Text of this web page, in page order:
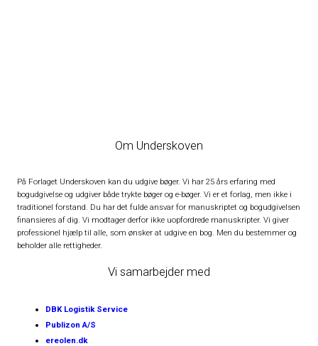
Om Underskoven
På Forlaget Underskoven kan du udgive bøger. Vi har 25 års erfaring med
bogudgivelse og udgiver både trykte bøger og e-bøger. Vi er et forlag, men ikke i
traditionel forstand. Du har det fulde ansvar for manuskriptet og bogudgivelsen
finansieres af dig. Vi modtager derfor ikke uopfordrede manuskripter. Vi giver
professionel hjælp til alle, som ønsker at udgive en bog. Men du bestemmer og
beholder alle rettigheder.
Vi samarbejder med
DBK Logistik Service
Publizon A/S
ereolen.dk